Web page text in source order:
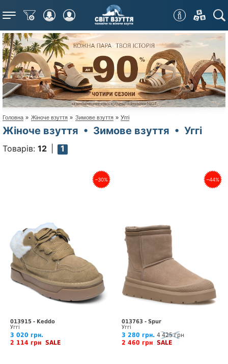
Меню
Головна » Жіноче взуття » Зимове взуття » Уггі
Жіноче взуття • Зимове взуття • Уггі
Товарів: 12 1
–30%
013915 - Keddo
Уггі
3 020 грн.
2 114 грн SALE
–44%
013763 - Spur
Уггі
3 280 грн. 4 425 грн
2 460 грн SALE